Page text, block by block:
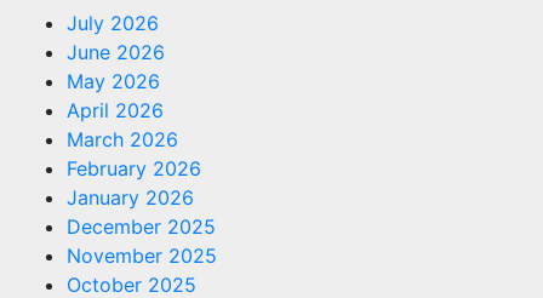
July 2026
June 2026
May 2026
April 2026
March 2026
February 2026
January 2026
December 2025
November 2025
October 2025